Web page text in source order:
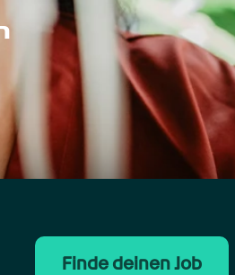
Finde deinen Job